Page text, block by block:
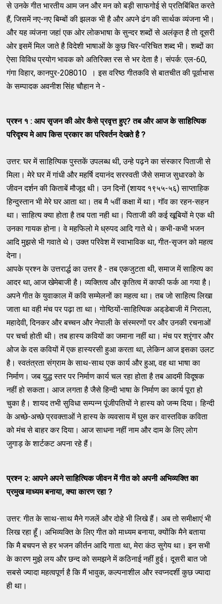
से उनके गीत भारतीय आम जन और मन को बड़ी साफगोई से प्रतिबिंबित करते
हैं, जिसमें नए-नए बिम्बों की झलक भी है और अपने ढंग की सार्थक व्यंजना भी।
और यह व्यंजना जहां एक ओर लोकभाषा के सुन्दर शब्दों से अलंकृत है तो दूसरी
ओर इसमें मिल जाते है विदेशी भाषाओं के कुछ चिर-परिचित शब्द भी। शब्दों का
ऐसा विविध प्रयोग भावक को अतिरिक्त रस से भर देता है। संपर्क: एल-60,
गंगा विहार, कानपुर-208010 । इस वरिष्ठ गीतकवि से बातचीत की पूर्वाभास
के सम्पादक अवनीश सिंह चौहान ने -
प्रश्न १ : आप सृजन की ओर कैसे प्रवृत्त हुए?तब और आज के साहित्यिक
परिदृश्य मे आप किस प्रकार का परिवर्तन देखते है?
उत्तर: घर में साहित्यिक पुस्तकें उपलब्ध थी, उन्हे पढ़ने का संस्कार पिताजी से
मिला। मेरे घर में गांधी और महर्षि दयानंद सरस्वती जैसे समाज सुधारको के
जीवन दर्शन की किताबें मौजूद थी। उन दिनों (शायद १९५५-५६) साप्ताहिक
हिन्दुस्तान भी मेरे घर आता था। तब मै ५वीं कक्षा में था। गॉव का रहन-सहन
था। साहित्य क्या होता है तब पता नही था। पिताजी की कई खूबियों मे एक थी
उनका गायक होना। वे महफिलो मे ध्रुपद आदि गाते थे। कभी-कभी भजन
आदि मुझसे भी गवाते थे। उक्त परिवेश में स्वाभाविक था, गीत-सृजन को महत्व
देना।
आपके प्रश्न के उत्तरार्द्ध का उत्तर है - तब एकजुटता थी, समाज में साहित्य का
आदर था, आज खेमेबाजी है। व्यक्तित्व और कृतित्व में काफी फर्क आ गया है।
अपने गीत के युवाकाल में कवि सम्मेलनों का महत्व था। तब जो साहित्य लिखा
जाता था वही मंच पर पढ़ा ता था। गोष्ठियों-साहित्यिक अड्‌डेबाजी में निराला,
महादेवी, दिनकर और बच्चन और नेपाली के संस्मरणों पर और उनकी रचनाओं
पर चर्चा होती थी। तब हास्य कवियों का जमाना नहीं था। मंच पर श्रृंगार और
ओज के दस कवियों में एक हास्यरसी हुआ करता था, लेकिन आज इसका उलट
है। स्वतंत्रता संग्राम के साथ-साथ एक कार्य और हुआ, वह था भाषा का
निर्माण। जब युद्ध स्तर पर निर्माण कार्य चल रहा होता है तब आदमी विदूषक
नहीं हो सकता। आज लगता है जैसे हिन्दी भाषा के निर्माण का कार्य पूरा हो
चुका है। शायद तभी सुविधा सम्पन्न पूंजीपतियों ने हास्य को जन्म दिया। हिन्दी
के अच्छे-अच्छे प्रवक्ताओं ने हास्य के व्यवसाय में घुस कर वास्तविक कविता
को मंच से बाहर कर दिया। आज साधना नहीं नाम और दाम के लिए लोग
जुगाड़ के शार्टकट अपना रहे हैं।
प्रश्न २: आपने अपने साहित्यिक जीवन में गीत को अपनी अभिव्यक्ति का
प्रमुख माध्यम बनाया,क्या कारण रहा?
उत्तर: गीत के साथ-साथ मैने गजलें और दोहे भी लिखे हैं। अब तो समीक्षाएं भी
लिख रहा हूँ। अभिव्यक्ति के लिए गीत को माध्यम बनाया, क्योंकि मैने बताया
कि मै बचपन से हर भजन कीर्तन आदि गाता था, मेरा कंठ सुगेय था। इन सभी
के कारण मुझे लय और छन्द को समझने में कठिनाई नहीं हुई। दूसरी बात जो
सबसे ज्यादा महत्वपूर्ण है कि मैं भावुक, कल्पनाशील और स्वप्नदर्शी कुछ ज्यादा
ही था।